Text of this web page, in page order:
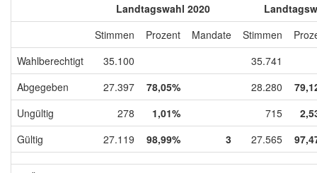
Landtagswahl 2020
Stimmen
Prozent Mandate Stimmen
Wahlberechtigt
35.100
35.741
Abgegeben
27.397 78,05% 28.280
Ungültig
278 1,01% 715
Gültig
27.119 98,99% 3 27.565